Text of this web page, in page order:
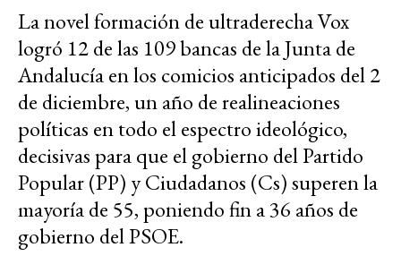
La novel formación de ultraderecha Vox
logró 12 de las 109 bancas de la Junta de
Andalucía en los comicios anticipados del 2
de diciembre, un año de realineaciones
políticas en todo el espectro ideológico,
decisivas para que el gobierno del Partido
Popular (PP) y Ciudadanos (Cs) superen la
mayoría de 55, poniendo fin a 36 años de
gobierno del PSOE.